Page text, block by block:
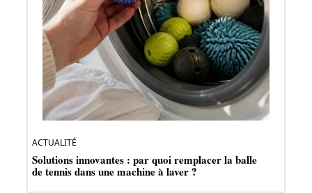
ACTUALITÉ
Solutions innovantes : par quoi remplacer la balle
de tennis dans une machine à laver ?